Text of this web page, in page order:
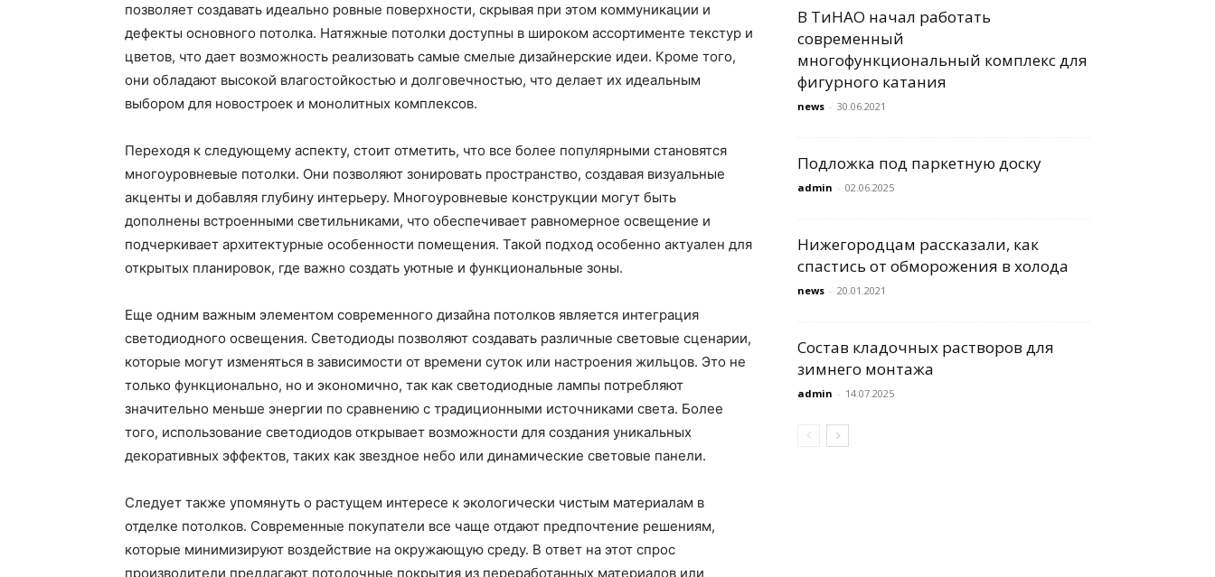
позволяет создавать идеально ровные поверхности, скрывая при этом коммуникации и
дефекты основного потолка. Натяжные потолки доступны в широком ассортименте текстур и
цветов, что дает возможность реализовать самые смелые дизайнерские идеи. Кроме того,
они обладают высокой влагостойкостью и долговечностью, что делает их идеальным
выбором для новостроек и монолитных комплексов.
Переходя к следующему аспекту, стоит отметить, что все более популярными становятся
многоуровневые потолки. Они позволяют зонировать пространство, создавая визуальные
акценты и добавляя глубину интерьеру. Многоуровневые конструкции могут быть
дополнены встроенными светильниками, что обеспечивает равномерное освещение и
подчеркивает архитектурные особенности помещения. Такой подход особенно актуален для
открытых планировок, где важно создать уютные и функциональные зоны.
Еще одним важным элементом современного дизайна потолков является интеграция
светодиодного освещения. Светодиоды позволяют создавать различные световые сценарии,
которые могут изменяться в зависимости от времени суток или настроения жильцов. Это не
только функционально, но и экономично, так как светодиодные лампы потребляют
значительно меньше энергии по сравнению с традиционными источниками света. Более
того, использование светодиодов открывает возможности для создания уникальных
декоративных эффектов, таких как звездное небо или динамические световые панели.
Следует также упомянуть о растущем интересе к экологически чистым материалам в
отделке потолков. Современные покупатели все чаще отдают предпочтение решениям,
которые минимизируют воздействие на окружающую среду. В ответ на этот спрос
производители предлагают потолочные покрытия из переработанных материалов или
В ТиНАО начал работать
современный
многофункциональный комплекс для
фигурного катания
news - 30.06.2021
Подложка под паркетную доску
admin - 02.06.2025
Нижегородцам рассказали, как
спастись от обморожения в холода
news - 20.01.2021
Состав кладочных растворов для
зимнего монтажа
admin - 14.07.2025